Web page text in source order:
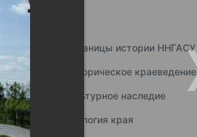
Страницы истории ННГАСУ
Историческое краеведение
Культурное наследие
Экология края